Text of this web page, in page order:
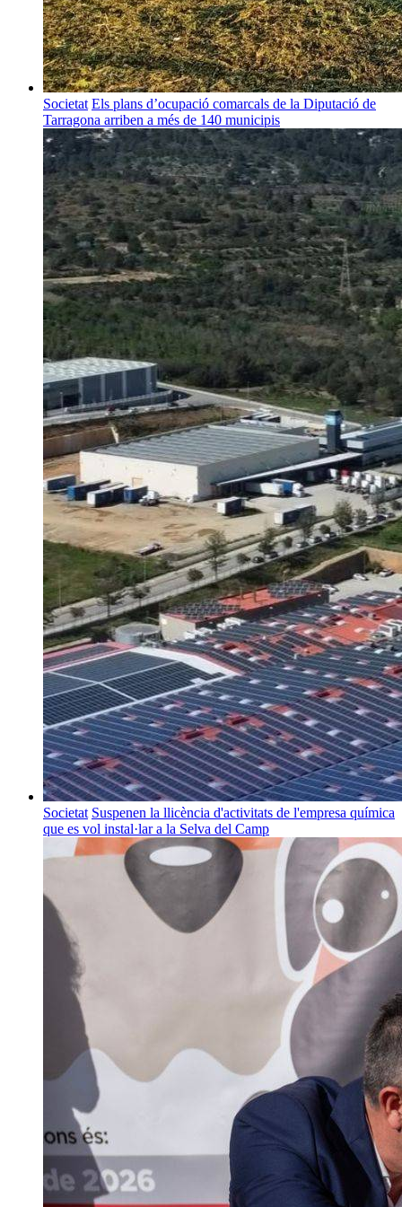
Societat Els plans d’ocupació comarcals de la Diputació de
Tarragona arriben a més de 140 municipis
Societat Suspenen la llicència d'activitats de l'empresa química
que es vol instal·lar a la Selva del Camp